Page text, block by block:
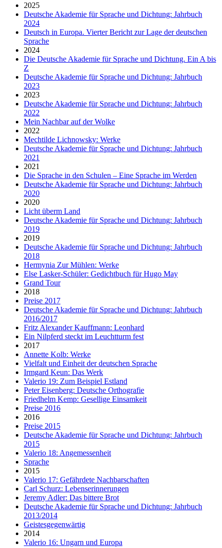
2025
Deutsche Akademie für Sprache und Dichtung: Jahrbuch
2024
Deutsch in Europa. Vierter Bericht zur Lage der deutschen
Sprache
2024
Die Deutsche Akademie für Sprache und Dichtung. Ein A bis
Z
Deutsche Akademie für Sprache und Dichtung: Jahrbuch
2023
2023
Deutsche Akademie für Sprache und Dichtung: Jahrbuch
2022
Mein Nachbar auf der Wolke
2022
Mechtilde Lichnowsky: Werke
Deutsche Akademie für Sprache und Dichtung: Jahrbuch
2021
2021
Die Sprache in den Schulen – Eine Sprache im Werden
Deutsche Akademie für Sprache und Dichtung: Jahrbuch
2020
2020
Licht überm Land
Deutsche Akademie für Sprache und Dichtung: Jahrbuch
2019
2019
Deutsche Akademie für Sprache und Dichtung: Jahrbuch
2018
Hermynia Zur Mühlen: Werke
Else Lasker-Schüler: Gedichtbuch für Hugo May
Grand Tour
2018
Preise 2017
Deutsche Akademie für Sprache und Dichtung: Jahrbuch
2016/2017
Fritz Alexander Kauffmann: Leonhard
Ein Nilpferd steckt im Leuchtturm fest
2017
Annette Kolb: Werke
Vielfalt und Einheit der deutschen Sprache
Irmgard Keun: Das Werk
Valerio 19: Zum Beispiel Estland
Peter Eisenberg: Deutsche Orthografie
Friedhelm Kemp: Gesellige Einsamkeit
Preise 2016
2016
Preise 2015
Deutsche Akademie für Sprache und Dichtung: Jahrbuch
2015
Valerio 18: Angemessenheit
Sprache
2015
Valerio 17: Gefährdete Nachbarschaften
Carl Schurz: Lebenserinnerungen
Jeremy Adler: Das bittere Brot
Deutsche Akademie für Sprache und Dichtung: Jahrbuch
2013/2014
Geistesgegenwärtig
2014
Valerio 16: Ungarn und Europa